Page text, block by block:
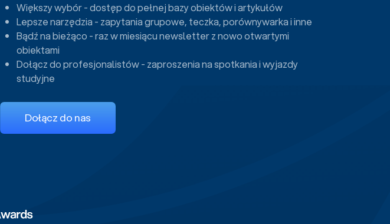
Większy wybór - dostęp do pełnej bazy obiektów i artykułów
Lepsze narzędzia - zapytania grupowe, teczka, porównywarka i inne
Bądź na bieżąco - raz w miesiącu newsletter z nowo otwartymi
obiektami
Dołącz do profesjonalistów - zaproszenia na spotkania i wyjazdy
studyjne
Dołącz do nas